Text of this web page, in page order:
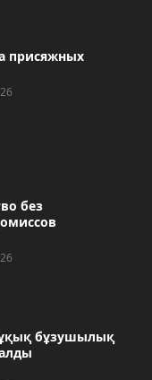
присяжных
без
бұзушылық